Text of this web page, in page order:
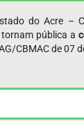
do Acre –
tornam pública a
CBMAC de 07